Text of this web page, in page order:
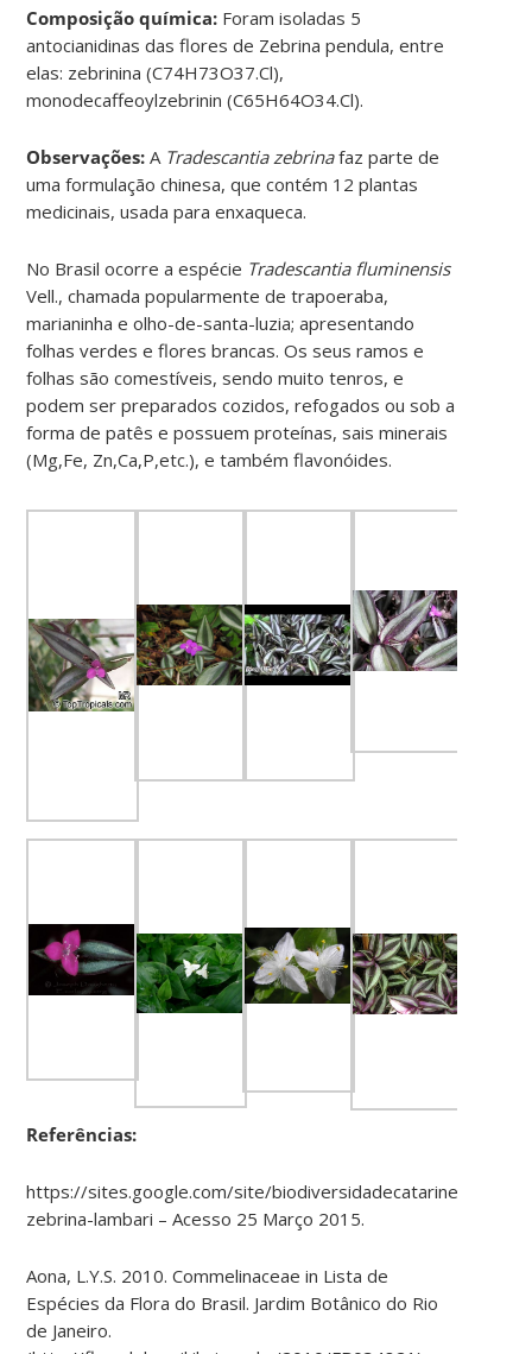
Composição química: Foram isoladas 5
antocianidinas das flores de Zebrina pendula, entre
elas: zebrinina (C74H73O37.Cl),
monodecaffeoylzebrinin (C65H64O34.Cl).
Observações: A Tradescantia zebrinafaz parte de
uma formulação chinesa, que contém 12 plantas
medicinais, usada para enxaqueca.
No Brasil ocorre a espécie Tradescantia fluminensis
Vell., chamada popularmente de trapoeraba,
marianinha e olho-de-santa-luzia; apresentando
folhas verdes e flores brancas. Os seus ramos e
folhas são comestíveis, sendo muito tenros, e
podem ser preparados cozidos, refogados ou sob a
forma de patês e possuem proteínas, sais minerais
(Mg,Fe, Zn,Ca,P,etc.), e também flavonóides.
Referências:
https://sites.google.com/site/biodiversidadecatarinense/
zebrina-lambari – Acesso 25 Março 2015.
Aona, L.Y.S. 2010. Commelinaceae in Lista de
Espécies da Flora do Brasil. Jardim Botânico do Rio
de Janeiro.